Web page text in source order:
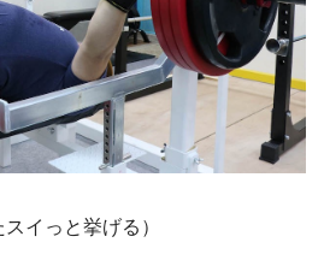
スイっと挙げる）